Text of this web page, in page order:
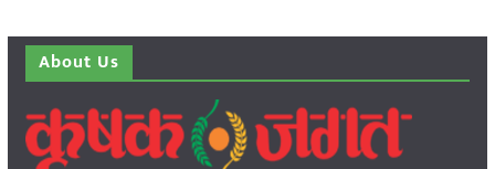
About Us